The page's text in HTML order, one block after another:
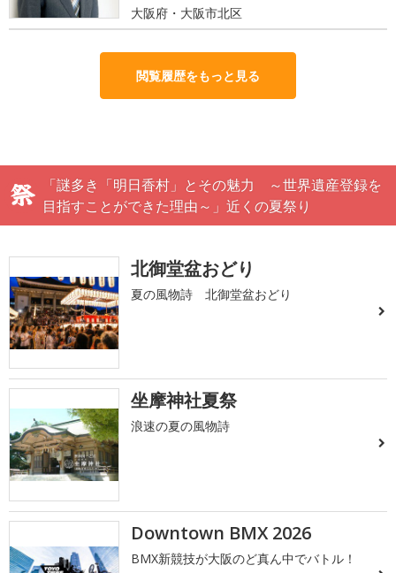
大阪府・大阪市北区
閲覧履歴をもっと見る
「謎多き「明日香村」とその魅力 ～世界遺産登録を
目指すことができた理由～」近くの夏祭り
北御堂盆おどり
夏の風物詩 北御堂盆おどり
坐摩神社夏祭
浪速の夏の風物詩
Downtown BMX 2026
BMX新競技が大阪のど真ん中でバトル！